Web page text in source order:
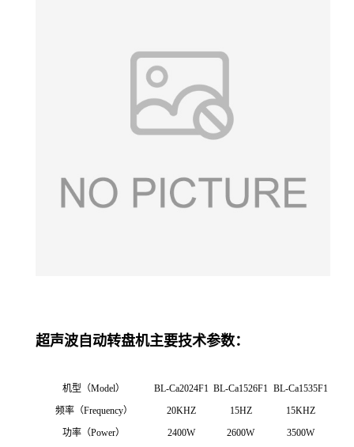
超声波自动转盘机主要技术参数：
机型（Model） BL-Ca2024F1 BL-Ca1526F1
BL-Ca1535F1
频率（Frequency）
20KHZ 15HZ
15KHZ
功率（Power）
2400W 2600W
3500W